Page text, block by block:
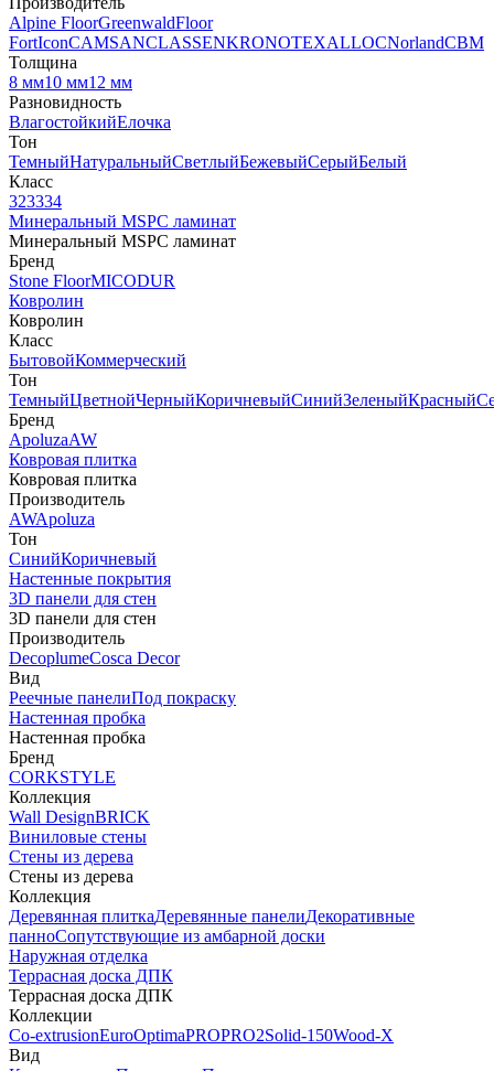
Alpine FloorGreenwaldFloor
FortIconCAMSANCLASSENKRONOTEXALLOCNorlandCBM
Толщина
8 мм10 мм12 мм
Разновидность
ВлагостойкийЕлочка
Тон
ТемныйНатуральныйСветлыйБежевыйСерыйБелый
Класс
323334
Минеральный MSPC ламинат
Минеральный MSPC ламинат
Бренд
Stone FloorMICODUR
Ковролин
Ковролин
Класс
БытовойКоммерческий
Тон
ТемныйЦветнойЧерныйКоричневыйСинийЗеленыйКрасный
Бренд
ApoluzaAW
Ковровая плитка
Ковровая плитка
Производитель
AWApoluza
Тон
СинийКоричневый
Настенные покрытия
3D панели для стен
3D панели для стен
Производитель
DecoplumeCosca Decor
Вид
Реечные панелиПод покраску
Настенная пробка
Настенная пробка
Бренд
CORKSTYLE
Коллекция
Wall DesignBRICK
Виниловые стены
Стены из дерева
Стены из дерева
Коллекция
Деревянная плиткаДеревянные панелиДекоративные
панноСопутствующие из амбарной доски
Наружная отделка
Террасная доска ДПК
Террасная доска ДПК
Коллекции
Co-extrusionEuroOptimaPROPRO2Solid-150Wood-X
Вид